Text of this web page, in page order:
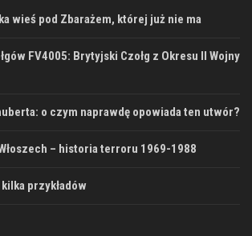
wieś pod Zbarażem, której już nie ma
FV4005: Brytyjski Czołg z Okresu II Wojny
o czym naprawdę opowiada ten utwór?
– historia terroru 1969-1988
przykładów